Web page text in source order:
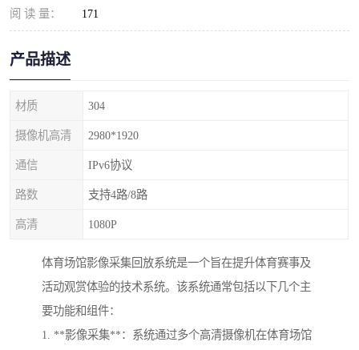
阅 读 量： 171
产品描述
材质 304
摄像机高清 2980*1920
通信 IPv6协议
路数 支持4路/8路
高清 1080P
体育场馆影像采集回放系统是一个旨在提升体育赛事及
活动观赏体验的技术系统。该系统通常包括以下几个主
要功能和组件：
1. **影像采集**：系统通过多个高清摄像机在体育场馆